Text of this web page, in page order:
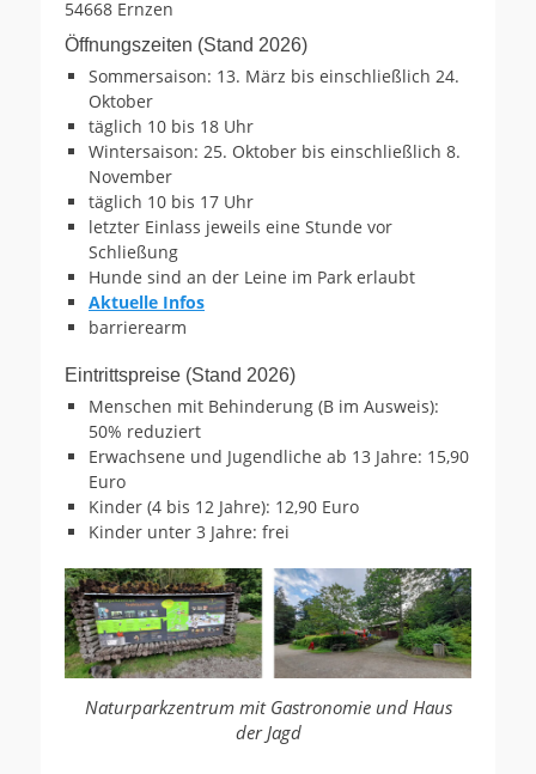
54668 Ernzen
Öffnungszeiten (Stand 2026)
Sommersaison: 13. März bis einschließlich 24.
Oktober
täglich 10 bis 18 Uhr
Wintersaison: 25. Oktober bis einschließlich 8.
November
täglich 10 bis 17 Uhr
letzter Einlass jeweils eine Stunde vor
Schließung
Hunde sind an der Leine im Park erlaubt
Aktuelle Infos
barrierearm
Eintrittspreise (Stand 2026)
Menschen mit Behinderung (B im Ausweis):
50% reduziert
Erwachsene und Jugendliche ab 13 Jahre: 15,90
Euro
Kinder (4 bis 12 Jahre): 12,90 Euro
Kinder unter 3 Jahre: frei
Naturparkzentrum mit Gastronomie und Haus
der Jagd